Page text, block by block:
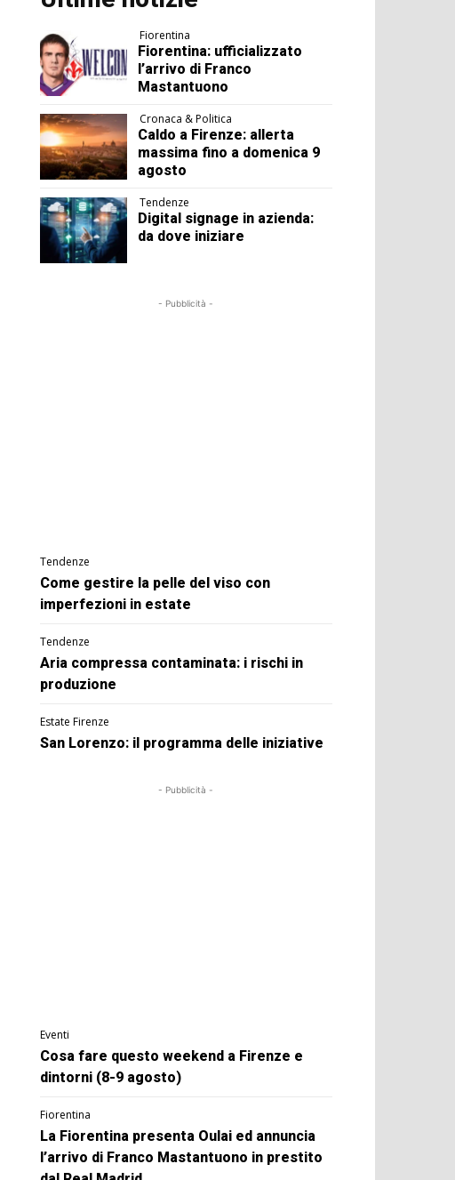
Fiorentina
Fiorentina: ufficializzato
l’arrivo di Franco
Mastantuono
Cronaca & Politica
Caldo a Firenze: allerta
massima fino a domenica 9
agosto
Tendenze
Digital signage in azienda:
da dove iniziare
- Pubblicità -
Tendenze
Come gestire la pelle del viso con
imperfezioni in estate
Tendenze
Aria compressa contaminata: i rischi in
produzione
Estate Firenze
San Lorenzo: il programma delle iniziative
- Pubblicità -
Eventi
Cosa fare questo weekend a Firenze e
dintorni (8-9 agosto)
Fiorentina
La Fiorentina presenta Oulai ed annuncia
l’arrivo di Franco Mastantuono in prestito